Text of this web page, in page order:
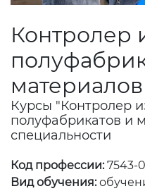
Контролер
материалов
Курсы "Контролер
полуфабрикатов и
специальности
Код профессии:7543-
Вид обучения: